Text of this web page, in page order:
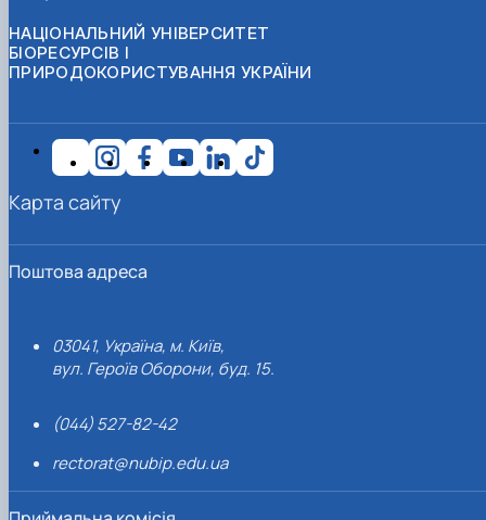
НАЦІОНАЛЬНИЙ УНІВЕРСИТЕТ
БІОРЕСУРСІВ І
ПРИРОДОКОРИСТУВАННЯ УКРАЇНИ
Поштова адреса
03041, Україна, м. Київ,
вул. Героїв Оборони, буд. 15.
(044) 527-82-42
rectorat@nubip.edu.ua
Карта сайту